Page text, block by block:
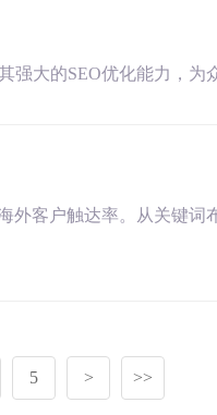
大的SEO优化能力，为
客户触达率。从关键
5 > >>